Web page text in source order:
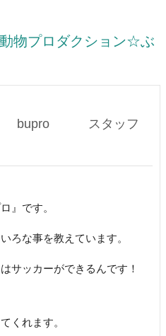
物プロダクション☆ぶ
bupro
スタッフ
』です。
ろな事を教えています。
サッカーができるんです！
くれます。